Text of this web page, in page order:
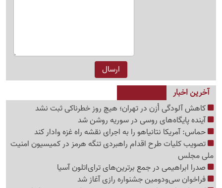
آخرین اخبار
کاهش آلودگی اُزن در تهران؛ هیچ روز خطرناکی ثبت نشد
آینده پایگاه‌های روسی در سوریه روشن شد
حماس: آمریکا نتانیاهو را به اجرای نقشه راه غزه وادار کند
تصویب کلیات طرح اقدام راهبردی تنگه هرمز در کمیسیون امنیت
ملی مجلس
صدرا ابراهیمی در جمع برترین‌های ترای‌اتلون آسیا
فراخوان سی‌ودومین جشنواره رازی آغاز شد